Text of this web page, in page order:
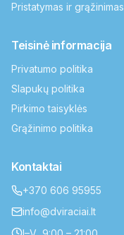
Pristatymas ir grąžinimas
Teisinė informacija
Privatumo politika
Slapukų politika
Pirkimo taisyklės
Grąžinimo politika
Kontaktai
+370 606 95955
info@dviraciai.lt